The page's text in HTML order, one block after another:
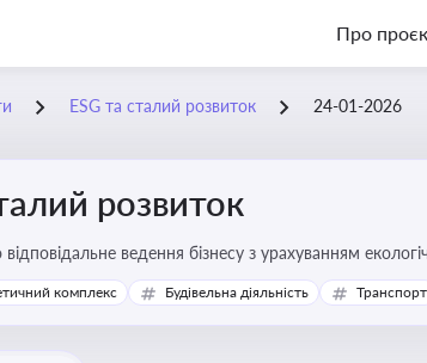
Про
ESG та сталий розвиток 24-01-2026
розвиток
ведення бізнесу з урахуванням
комплекс Будівельна діяльність Транспорт